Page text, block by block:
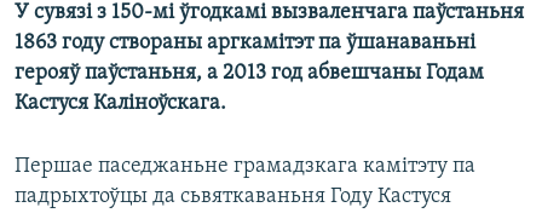
У сувязі з 150-мі ўгодкамі вызваленчага паўстаньня
1863 году створаны аргкамітэт па ўшанаваньні
герояў паўстаньня, а 2013 год абвешчаны Годам
Кастуся Каліноўскага.
Першае паседжаньне грамадзкага камітэту па
падрыхтоўцы да сьвяткаваньня Году Кастуся